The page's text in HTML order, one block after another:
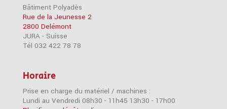
Bâtiment Polyadès
Rue de la Jeunesse 2
2800 Delémont
JURA - Suisse
Tél 032 422 78 78
Horaire
Prise en charge du matériel / machines :
Lundi au Vendredi 08h30 - 11h45 13h30 - 17h00